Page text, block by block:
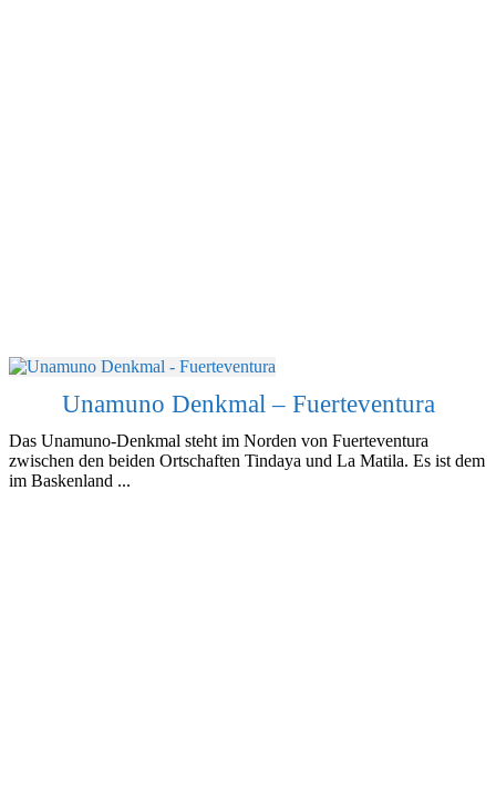
Unamuno Denkmal – Fuerteventura
Das Unamuno-Denkmal steht im Norden von Fuerteventura
zwischen den beiden Ortschaften Tindaya und La Matila. Es ist dem
im Baskenland ...